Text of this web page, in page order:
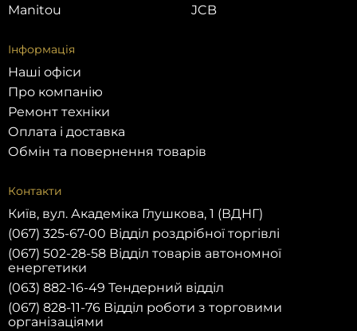
Manitou
JCB
Інформація
Наші офіси
Про компанію
Ремонт техніки
Оплата і доставка
Обмін та повернення товарів
Контакти
Київ, вул. Академіка Глушкова, 1 (ВДНГ)
(067) 325-67-00 Відділ роздрібної торгівлі
(067) 502-28-58 Відділ товарів автономної
енергетики
(063) 882-16-49 Тендерний відділ
(067) 828-11-76 Відділ роботи з торговими
організаціями